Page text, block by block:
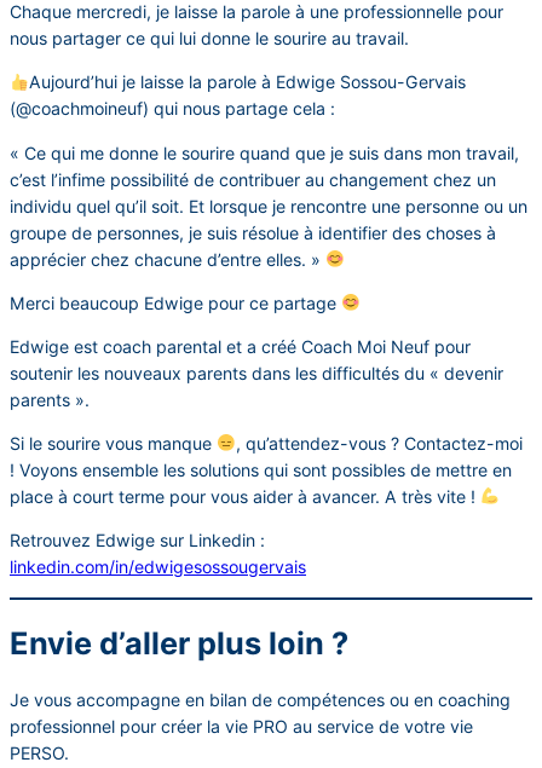
Chaque mercredi, je laisse la parole à une professionnelle pour
nous partager ce qui lui donne le sourire au travail.
Aujourd’hui je laisse la parole à Edwige Sossou-Gervais
(@coachmoineuf) qui nous partage cela :
« Ce qui me donne le sourire quand que je suis dans mon travail,
c’est l’infime possibilité de contribuer au changement chez un
individu quel qu’il soit. Et lorsque je rencontre une personne ou un
groupe de personnes, je suis résolue à identifier des choses à
apprécier chez chacune d’entre elles. »
Merci beaucoup Edwige pour ce partage
Edwige est coach parental et a créé Coach Moi Neuf pour
soutenir les nouveaux parents dans les difficultés du « devenir
parents ».
Si le sourire vous manque
, qu’attendez-vous ? Contactez-moi
! Voyons ensemble les solutions qui sont possibles de mettre en
place à court terme pour vous aider à avancer. A très vite !
Retrouvez Edwige sur Linkedin :
linkedin.com/in/edwigesossougervais
Envie d’aller plus loin ?
Je vous accompagne en bilan de compétences ou en coaching
professionnel pour créer la vie PRO au service de votre vie
PERSO.